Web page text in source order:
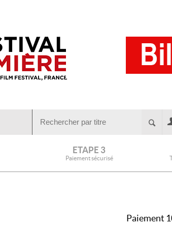
ETAPE 3
Paiement sécurisé
Paiement